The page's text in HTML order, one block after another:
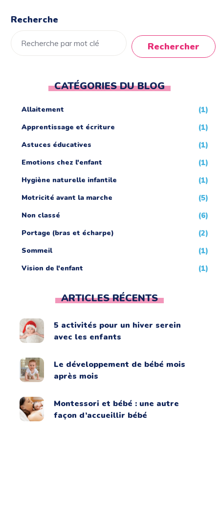
Recherche
Rechercher
CATÉGORIES DU BLOG
Allaitement (1)
Apprentissage et écriture (1)
Astuces éducatives (1)
Emotions chez l'enfant (1)
Hygiène naturelle infantile (1)
Motricité avant la marche (5)
Non classé (6)
Portage (bras et écharpe) (2)
Sommeil (1)
Vision de l'enfant (1)
ARTICLES RÉCENTS
5 activités pour un hiver serein
avec les enfants
Le développement de bébé mois
après mois
Montessori et bébé : une autre
façon d’accueillir bébé